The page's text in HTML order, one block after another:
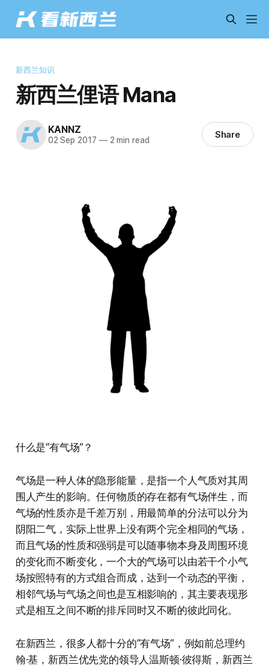
新西兰知识
新西兰俚语 Mana
KANNZ
02 Sep 2017 —2 min read Share
什么是“有气场”？
气场是一种人体的隐形能量，是指一个人气质对其周
围人产生的影响。任何物质的存在都有气场伴生，而
气场的性质亦是千差万别，用最简单的分法可以分为
阴阳二气，实际上世界上没有两个完全相同的气场，
而且气场的性质和强弱是可以随事物本身及周围环境
的变化而不断变化，一个大的气场可以由若干个小气
场按照特有的方式组合而成，达到一个动态的平衡，
相邻气场与气场之间也是互相影响的，其主要表现形
式是相互之间不断的排斥同时又不断的彼此同化。
在新西兰，很多人都十分的“有气场”，例如前总理约
翰·基，新西兰优先党的领导人温斯顿·彼得斯，新西兰